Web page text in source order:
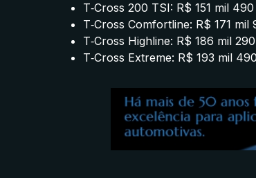
T‑Cross 200 TSI: R$ 151 mil 490
T‑Cross Comfortline: R$ 171 mil
T‑Cross Highline: R$ 186 mil 290
T‑Cross Extreme: R$ 193 mil 490